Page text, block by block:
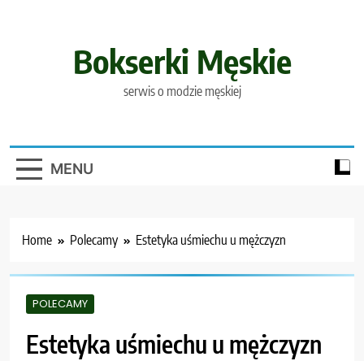
Bokserki Męskie
serwis o modzie męskiej
MENU
Home Polecamy Estetyka uśmiechu u mężczyzn
POLECAMY
Estetyka uśmiechu u mężczyzn